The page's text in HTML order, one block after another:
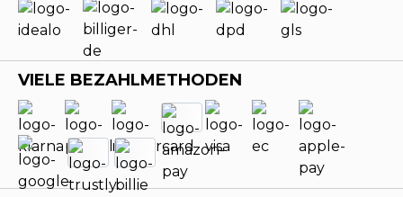
VIELE BEZAHLMETHODEN